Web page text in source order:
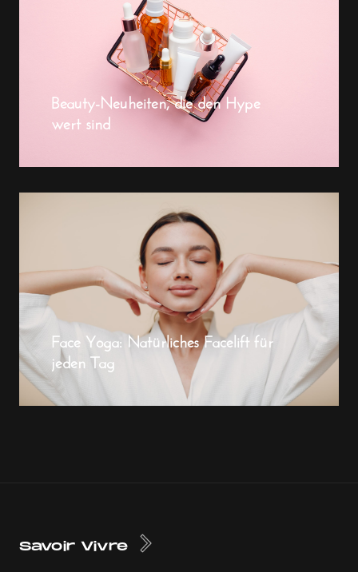
Beauty-Neuheiten, die den Hype
wert sind
Face Yoga: Natürliches Facelift für
jeden Tag
Savoir Vivre